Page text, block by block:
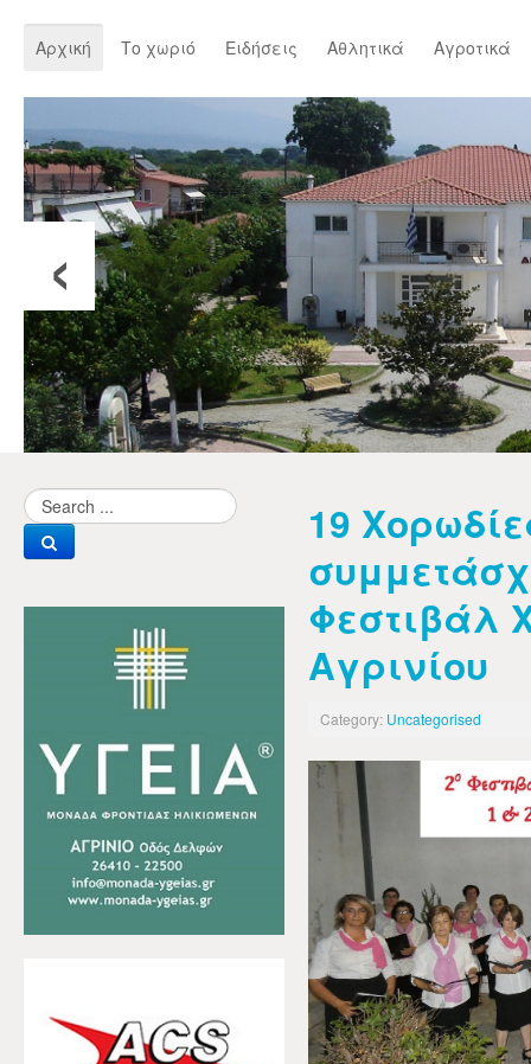
Αρχική Το χωριό Ειδήσεις Αθλητικά Αγροτικά
‹
19
Φεστιβάλ
Αγρινίου
Category: Uncategorised